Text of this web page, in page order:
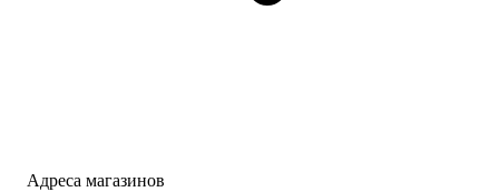
Адреса магазинов